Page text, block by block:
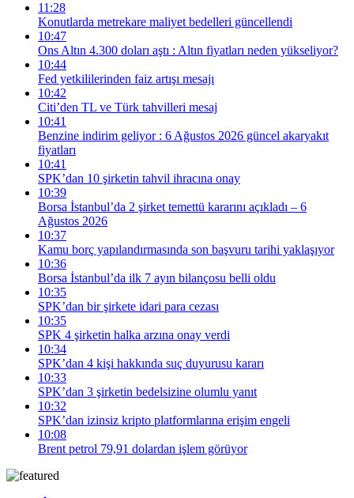
11:28
Konutlarda metrekare maliyet bedelleri güncellendi
10:47
Ons Altın 4.300 doları aştı : Altın fiyatları neden yükseliyor?
10:44
Fed yetkililerinden faiz artışı mesajı
10:42
Citi’den TL ve Türk tahvilleri mesaj
10:41
Benzine indirim geliyor : 6 Ağustos 2026 güncel akaryakıt
fiyatları
10:41
SPK’dan 10 şirketin tahvil ihracına onay
10:39
Borsa İstanbul’da 2 şirket temettü kararını açıkladı – 6
Ağustos 2026
10:37
Kamu borç yapılandırmasında son başvuru tarihi yaklaşıyor
10:36
Borsa İstanbul’da ilk 7 ayın bilançosu belli oldu
10:35
SPK’dan bir şirkete idari para cezası
10:35
SPK 4 şirketin halka arzına onay verdi
10:34
SPK’dan 4 kişi hakkında suç duyurusu kararı
10:33
SPK’dan 3 şirketin bedelsizine olumlu yanıt
10:32
SPK’dan izinsiz kripto platformlarına erişim engeli
10:08
Brent petrol 79,91 dolardan işlem görüyor